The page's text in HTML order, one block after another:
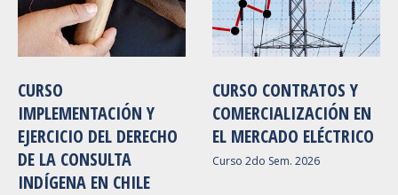
CURSO
IMPLEMENTACIÓN Y
EJERCICIO DEL DERECHO
DE LA CONSULTA
INDÍGENA EN CHILE
CURSO CONTRATOS Y
COMERCIALIZACIÓN EN
EL MERCADO ELÉCTRICO
Curso 2do Sem. 2026